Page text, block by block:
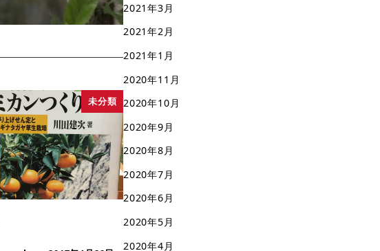
未分類
2021年3月
2021年2月
2021年1月
2020年11月
2020年10月
2020年9月
2020年8月
2020年7月
2020年6月
2020年5月
2020年4月